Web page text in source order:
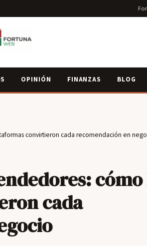
OPINIÓN FINANZAS BLOG
convirtieron cada recomendación en
cómo
cada